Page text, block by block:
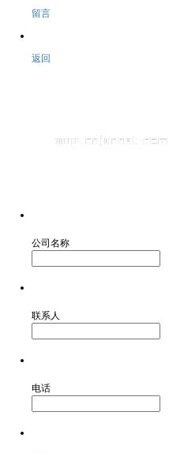
留言
返回
公司名称
联系人
电话